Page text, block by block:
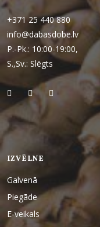
+371 25 440 880
info@dabasdobe.lv
P.-Pk.: 10:00-19:00,
S.,Sv.: Slēgts
IZVĒLNE
Galvenā
Piegāde
E-veikals